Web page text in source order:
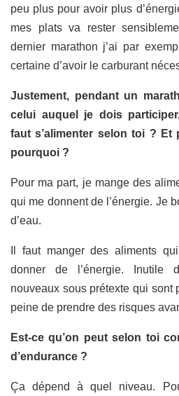
peu plus pour avoir plus
mes plats va rester
dernier marathon j’ai par
certaine d’avoir le carburant
Justement, pendant un
celui auquel je dois
faut s’alimenter selon toi ? Et
pourquoi ?
Pour ma part, je mange des
qui me donnent de l’énergie. Je
d’eau.
Il faut manger des aliments
donner de l’énergie. Inutile
nouveaux sous prétexte qui sont
peine de prendre des risques
Est-ce qu’on peut selon toi
d’endurance ?
Ça dépend à quel niveau.